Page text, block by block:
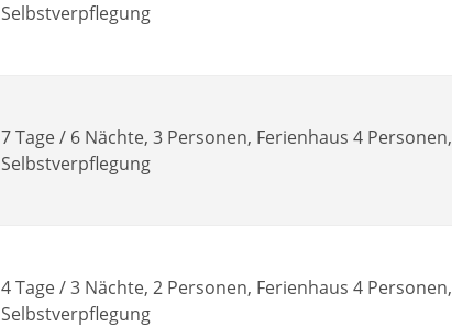
Selbstverpflegung
7 Tage / 6 Nächte, 3 Personen, Ferienhaus 4 Personen,
Selbstverpflegung
4 Tage / 3 Nächte, 2 Personen, Ferienhaus 4 Personen,
Selbstverpflegung